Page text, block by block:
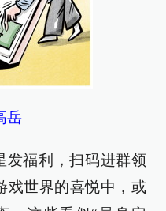
岳
发福利，扫码进群领
世界的喜悦中，或